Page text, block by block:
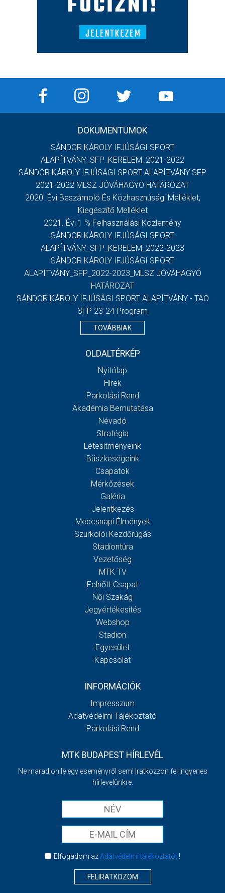
DOKUMENTUMOK
SÁNDOR KÁROLY IFJÚSÁGI SPORT
ALAPÍTVÁNY_SFP_KERELEM_2021-2022
SÁNDOR KÁROLY IFJÚSÁGI SPORT ALAPÍTVÁNY SFP
2021-2022 MLSZ JÓVÁHAGYÓ HATÁROZAT
2020. Évi Beszámoló És Közhasznúsági Melléklet,
Kiegészítő Melléklet
2021. Évi 1 % Felhasználási Közlemény
SÁNDOR KÁROLY IFJÚSÁGI SPORT
ALAPÍTVÁNY_SFP_KERELEM_2022-2023
SÁNDOR KÁROLY IFJÚSÁGI SPORT
ALAPÍTVÁNY_SFP_2022-2023_MLSZ JÓVÁHAGYÓ
HATÁROZAT
SÁNDOR KÁROLY IFJÚSÁGI SPORT ALAPÍTVÁNY - TAO
SFP 23-24 Program
TOVÁBBIAK
OLDALTÉRKÉP
Nyitólap
Hírek
Parkolási Rend
Akadémia Bemutatása
Névadó
Stratégia
Létesítményeink
Büszkeségeink
Csapatok
Mérkőzések
Galéria
Jelentkezés
Meccsnapi Élmények
Szurkolói Kezdőrúgás
Stadiontúra
Vezetőség
MTK TV
Felnőtt Csapat
Női Szakág
Jegyértékesítés
Webshop
Stadion
Egyesület
Kapcsolat
INFORMÁCIÓK
Impresszum
Adatvédelmi Tájékoztató
Parkolási Rend
MTK BUDAPEST HÍRLEVÉL
Ne maradjon le egy eseményről sem! Iratkozzon fel ingyenes
hírlevelünkre:
Elfogadom azAdatvédelmi tájékoztatót!
FELIRATKOZOM